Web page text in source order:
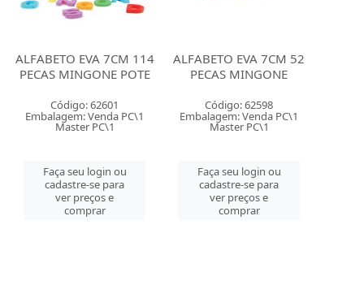
ALFABETO EVA 7CM 114
PECAS MINGONE POTE
Código: 62601
Embalagem: Venda PC\1
Master PC\1
Faça seu login ou
cadastre-se para
ver preços e
comprar
ALFABETO EVA 7CM 52
PECAS MINGONE
Código: 62598
Embalagem: Venda PC\1
Master PC\1
Faça seu login ou
cadastre-se para
ver preços e
comprar